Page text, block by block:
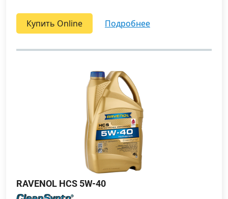
Купить Online подробнее
RAVENOL HCS 5W-40